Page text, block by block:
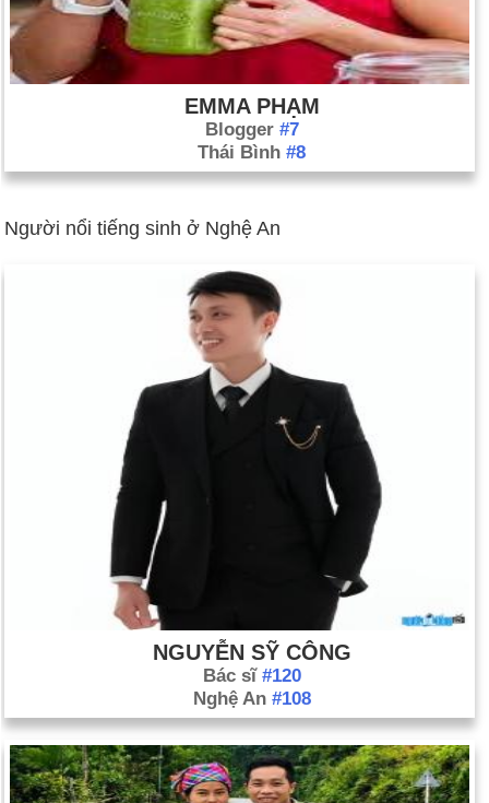
EMMA PHẠM
Blogger #7
Thái Bình #8
Người nổi tiếng sinh ở Nghệ An
NGUYỄN SỸ CÔNG
Bác sĩ #120
Nghệ An #108